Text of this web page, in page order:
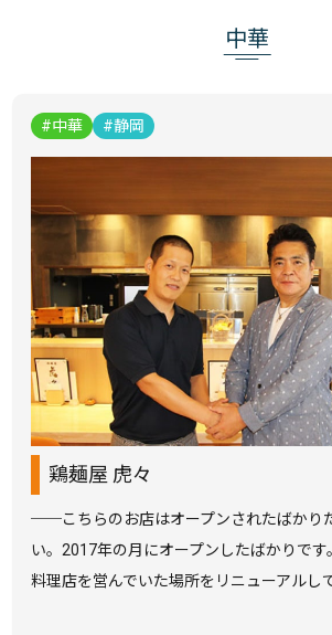
中華
中華 静岡
鶏麺屋 虎々
──こちらのお店はオープンされたばかり
い。2017年の月にオープンしたばかりで
料理店を営んでいた場所をリニューアルし